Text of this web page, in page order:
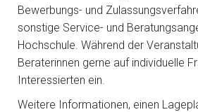
Bewerbungs- und
sonstige Service- und
Hochschule. Während der
Beraterinnen gerne auf individuelle
Interessierten ein.
Weitere Informationen, einen